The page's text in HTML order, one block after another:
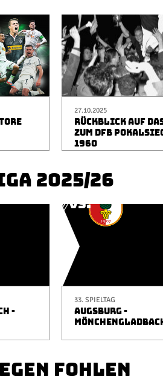
27.10.2025
RÜCKBLICK AUF
ZUM DFB
1960
2025/26
-
33. SPIELTAG
AUGSBURG -
FOHLEN